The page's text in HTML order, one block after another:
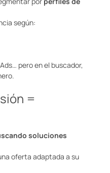
según:
pero en el buscador,
=
soluciones
oferta adaptada a su